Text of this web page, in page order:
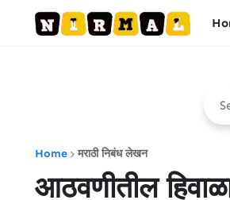
Home मराठी निबंध लेखन
आठवणीतील